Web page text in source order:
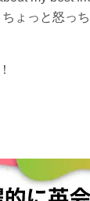
ょっと怒っち